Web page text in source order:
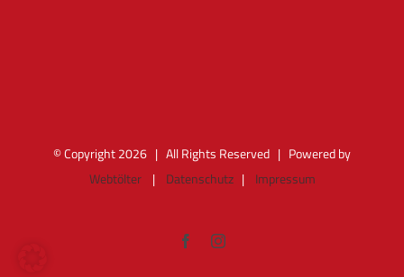
© Copyright2026 | All Rights Reserved | Powered by
Webtölter| Datenschutz| Impressum
FacebookInstagram